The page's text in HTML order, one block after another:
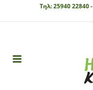
Τηλ:25940 22840 -